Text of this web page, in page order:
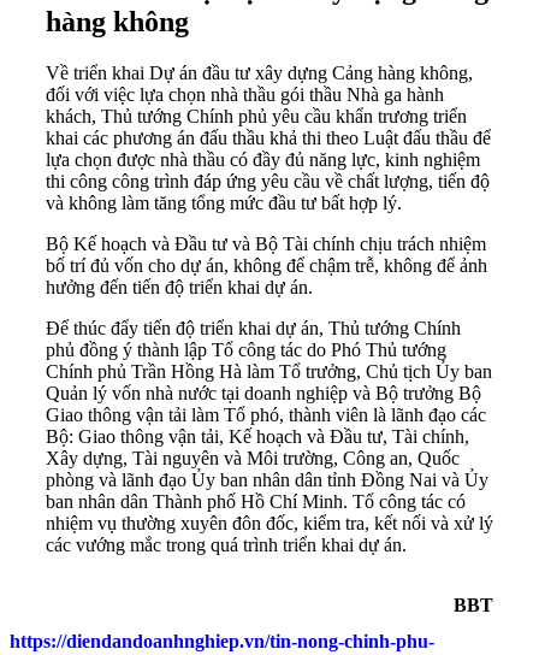
hàng không
Về triển khai Dự án đầu tư xây dựng Cảng hàng không,
đối với việc lựa chọn nhà thầu gói thầu Nhà ga hành
khách, Thủ tướng Chính phủ yêu cầu khẩn trương triển
khai các phương án đấu thầu khả thi theo Luật đấu thầu để
lựa chọn được nhà thầu có đầy đủ năng lực, kinh nghiệm
thi công công trình đáp ứng yêu cầu về chất lượng, tiến độ
và không làm tăng tổng mức đầu tư bất hợp lý.
Bộ Kế hoạch và Đầu tư và Bộ Tài chính chịu trách nhiệm
bố trí đủ vốn cho dự án, không để chậm trễ, không để ảnh
hưởng đến tiến độ triển khai dự án.
Để thúc đẩy tiến độ triển khai dự án, Thủ tướng Chính
phủ đồng ý thành lập Tổ công tác do Phó Thủ tướng
Chính phủ Trần Hồng Hà làm Tổ trưởng, Chủ tịch Ủy ban
Quản lý vốn nhà nước tại doanh nghiệp và Bộ trưởng Bộ
Giao thông vận tải làm Tổ phó, thành viên là lãnh đạo các
Bộ: Giao thông vận tải, Kế hoạch và Đầu tư, Tài chính,
Xây dựng, Tài nguyên và Môi trường, Công an, Quốc
phòng và lãnh đạo Ủy ban nhân dân tỉnh Đồng Nai và Ủy
ban nhân dân Thành phố Hồ Chí Minh. Tổ công tác có
nhiệm vụ thường xuyên đôn đốc, kiểm tra, kết nối và xử lý
các vướng mắc trong quá trình triển khai dự án.
BBT
https://diendandoanhnghiep.vn/tin-nong-chinh-phu-